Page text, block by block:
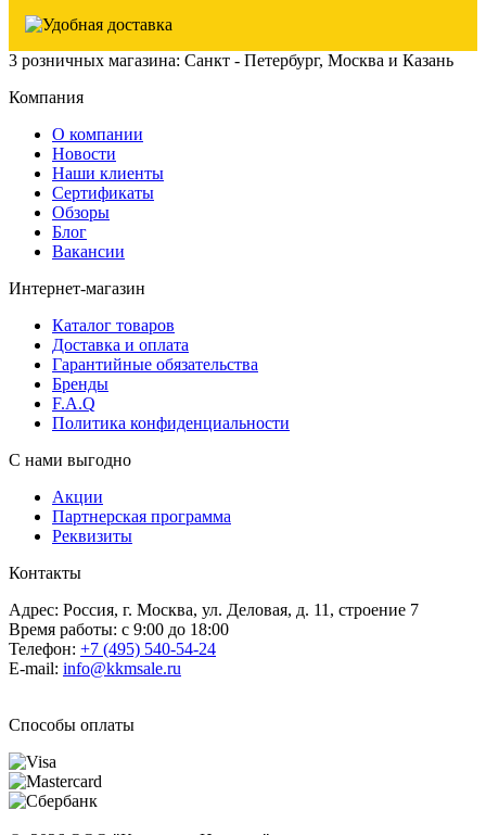
3 розничных магазина: Санкт - Петербург, Москва и Казань
Компания
О компании
Новости
Наши клиенты
Сертификаты
Обзоры
Блог
Вакансии
Интернет-магазин
Каталог товаров
Доставка и оплата
Гарантийные обязательства
Бренды
F.A.Q
Политика конфиденциальности
С нами выгодно
Акции
Партнерская программа
Реквизиты
Контакты
Адрес: Россия, г. Москва, ул. Деловая, д. 11, строение 7
Время работы: с 9:00 до 18:00
Телефон: +7 (495) 540-54-24
E-mail: info@kkmsale.ru
Способы оплаты